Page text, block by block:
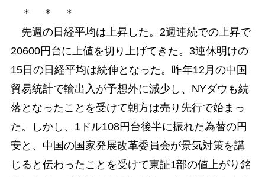
＊ ＊ ＊
先週の日経平均は上昇した。2週連続での上昇で
20600円台に上値を切り上げてきた。3連休明けの
15日の日経平均は続伸となった。昨年12月の中国
貿易統計で輸出入が予想外に減少し、NYダウも続
落となったことを受けて朝方は売り先行で始まっ
た。しかし、1ドル108円台後半に振れた為替の円
安と、中国の国家発展改革委員会が景気対策を講
じると伝わったことを受けて東証1部の値上がり銘